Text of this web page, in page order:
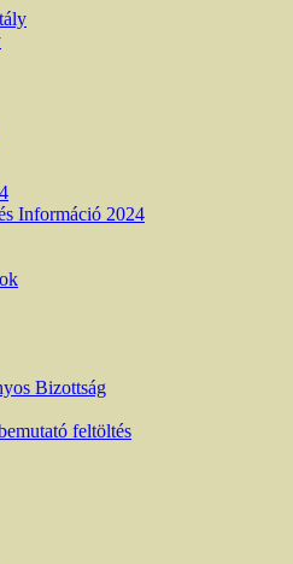
Információ 2024
Bizottság
feltöltés